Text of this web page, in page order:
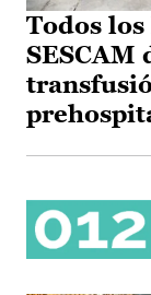
Todos
SESCAM